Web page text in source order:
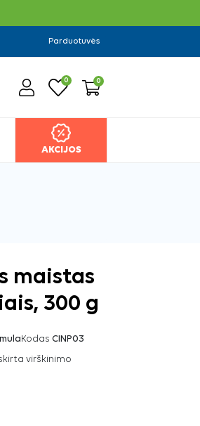
Parduotuvės
0 0
AKCIJOS
maistas
300 g
Kodas CINP03
virškinimo